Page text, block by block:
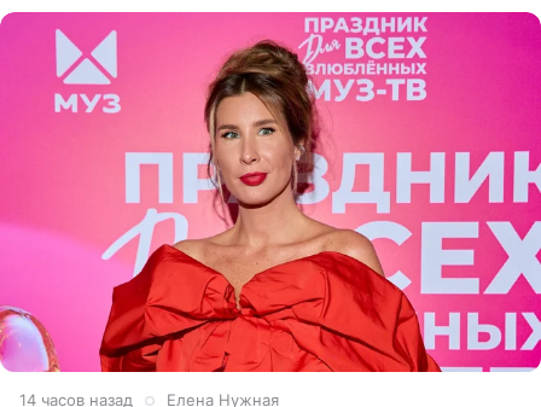
14 часов назад Елена Нужная